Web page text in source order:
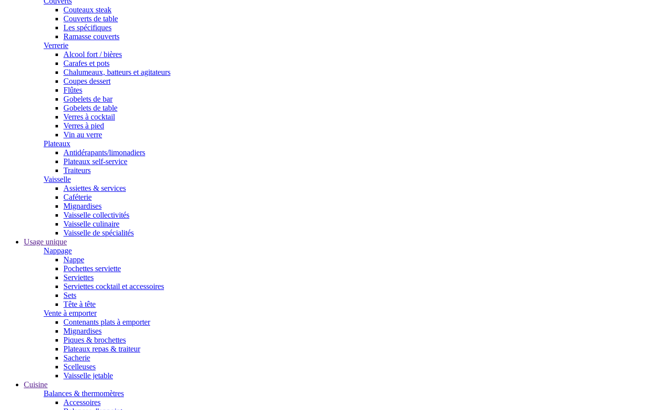
Couteaux steak
Couverts de table
Les spécifiques
Ramasse couverts
Verrerie
Alcool fort / bières
Carafes et pots
Chalumeaux, batteurs et agitateurs
Coupes dessert
Flûtes
Gobelets de bar
Gobelets de table
Verres à cocktail
Verres à pied
Vin au verre
Plateaux
Antidérapants/limonadiers
Plateaux self-service
Traiteurs
Vaisselle
Assiettes & services
Caféterie
Mignardises
Vaisselle collectivités
Vaisselle culinaire
Vaisselle de spécialités
Usage unique
Nappage
Nappe
Pochettes serviette
Serviettes
Serviettes cocktail et accessoires
Sets
Tête à tête
Vente à emporter
Contenants plats à emporter
Mignardises
Piques & brochettes
Plateaux repas & traiteur
Sacherie
Scelleuses
Vaisselle jetable
Cuisine
Balances & thermomètres
Accessoires